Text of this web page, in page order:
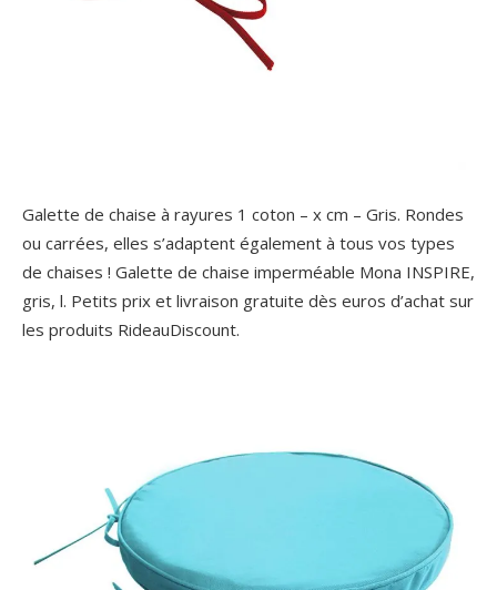
Galette de chaise à rayures 1 coton – x cm – Gris. Rondes
ou carrées, elles s’adaptent également à tous vos types
de chaises ! Galette de chaise imperméable Mona INSPIRE,
gris, l. Petits prix et livraison gratuite dès euros d’achat sur
les produits RideauDiscount.